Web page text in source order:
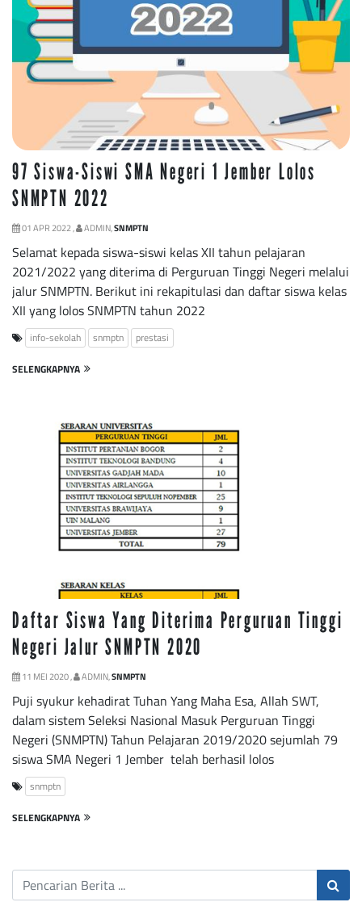
97 Siswa-Siswi SMA Negeri 1 Jember Lolos
SNMPTN 2022
01 APR 2022 , ADMIN,SNMPTN
Selamat kepada siswa-siswi kelas XII tahun pelajaran
2021/2022 yang diterima di Perguruan Tinggi Negeri melalui
jalur SNMPTN. Berikut ini rekapitulasi dan daftar siswa kelas
XII yang lolos SNMPTN tahun 2022
info-sekolah snmptn prestasi
SELENGKAPNYA
Daftar Siswa Yang Diterima Perguruan Tinggi
Negeri Jalur SNMPTN 2020
11 MEI 2020 , ADMIN,SNMPTN
Puji syukur kehadirat Tuhan Yang Maha Esa, Allah SWT,
dalam sistem Seleksi Nasional Masuk Perguruan Tinggi
Negeri (SNMPTN) Tahun Pelajaran 2019/2020 sejumlah 79
siswa SMA Negeri 1 Jember telah berhasil lolos
snmptn
SELENGKAPNYA